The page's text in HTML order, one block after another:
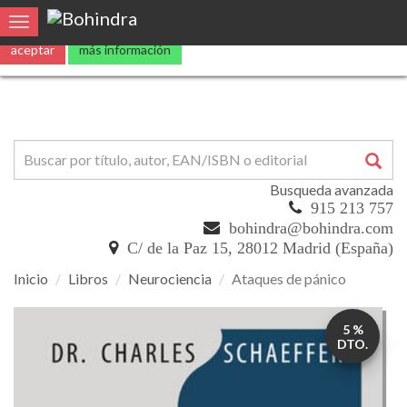
Utilizamoscookies propias y de terceros para mejorar nuestros
aceptar más información
Toggle navigation
Busqueda avanzada
915 213 757
bohindra@bohindra.com
C/ de la Paz 15, 28012 Madrid (España)
Inicio Libros Neurociencia Ataques de pánico
5 %
DTO.